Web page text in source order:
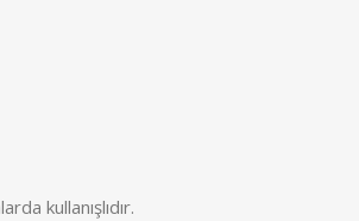
kullanışlıdır.